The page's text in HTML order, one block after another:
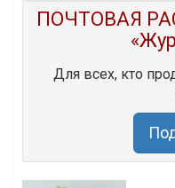
ПОЧТОВАЯ
Для всех, кто